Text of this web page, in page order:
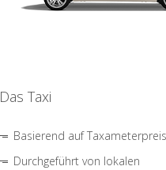
Das Taxi
Basierend auf Taxameterpreis
Durchgeführt von lokalen